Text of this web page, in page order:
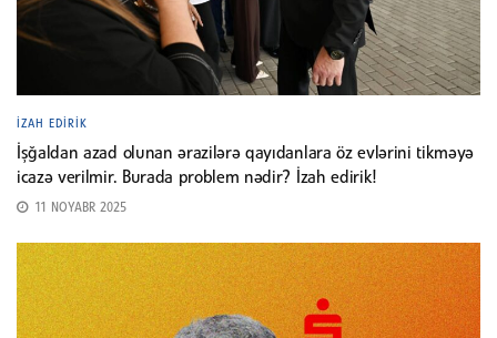
İZAH EDIRIK
İşğaldan azad olunan ərazilərə qayıdanlara öz evlərini tikməyə
icazə verilmir. Burada problem nədir? İzah edirik!
11 NOYABR 2025